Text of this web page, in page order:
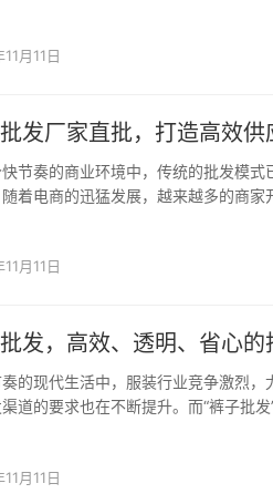
月11日
发厂家直批，打造高效供
节奏的商业环境中，传统的批发模
着电商的迅猛发展，越来越多的商
月11日
发，高效、透明、省心的
的现代生活中，服装行业竞争激烈，
道的要求也在不断提升。而“裤子批
月11日